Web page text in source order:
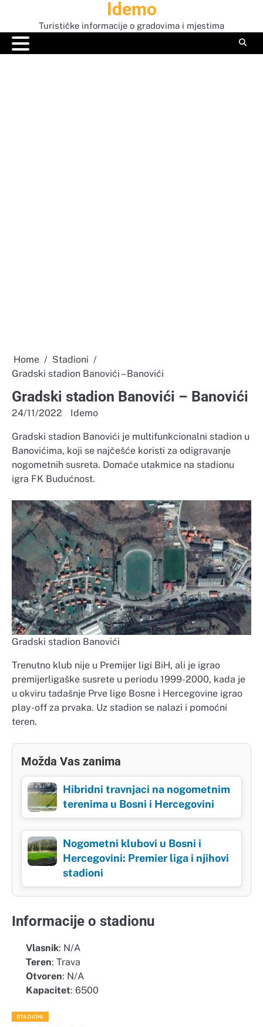
content
Idemo
Turističke informacije o gradovima i mjestima
Home
Stadioni
Gradski stadion Banovići – Banovići
Gradski stadion Banovići – Banovići
24/11/2022 Idemo
Gradski stadion Banovići je multifunkcionalni stadion u
Banovićima, koji se najčešće koristi za odigravanje
nogometnih susreta. Domaće utakmice na stadionu
igra FK Budućnost.
Gradski stadion Banovići
Trenutno klub nije u Premijer ligi BiH, ali je igrao
premijerligaške susrete u periodu 1999-2000, kada je
u okviru tadašnje Prve lige Bosne i Hercegovine igrao
play-off za prvaka. Uz stadion se nalazi i pomoćni
teren.
Možda Vas zanima
Hibridni travnjaci na nogometnim
terenima u Bosni i Hercegovini
Nogometni klubovi u Bosni i
Hercegovini: Premier liga i njihovi
stadioni
Informacije o stadionu
Vlasnik: N/A
Teren: Trava
Otvoren: N/A
Kapacitet: 6500
STADIONI